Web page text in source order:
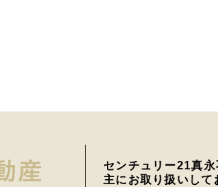
センチュリー21真
主にお取り扱いして